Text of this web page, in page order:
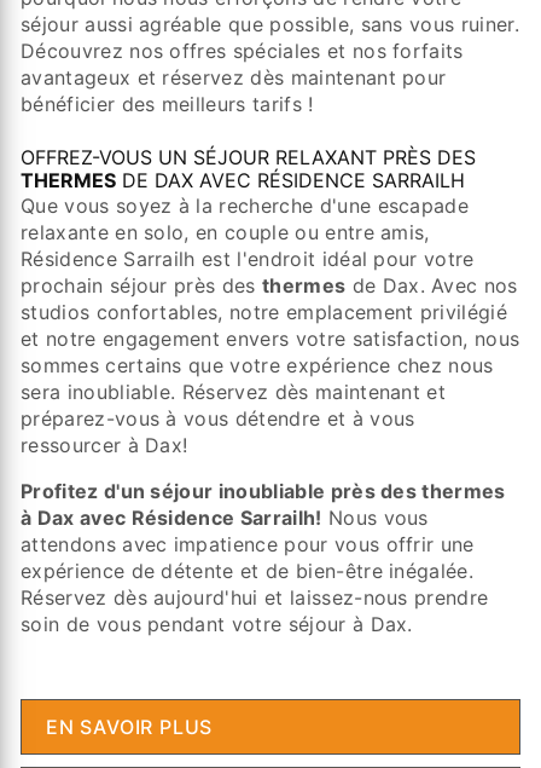
séjour aussi agréable que possible, sans vous ruiner.
Découvrez nos offres spéciales et nos forfaits
avantageux et réservez dès maintenant pour
bénéficier des meilleurs tarifs !
OFFREZ-VOUS UN SÉJOUR RELAXANT PRÈS DES
THERMES DE DAX AVEC RÉSIDENCE SARRAILH
Que vous soyez à la recherche d'une escapade
relaxante en solo, en couple ou entre amis,
Résidence Sarrailh est l'endroit idéal pour votre
prochain séjour près desthermes de Dax. Avec nos
studios confortables, notre emplacement privilégié
et notre engagement envers votre satisfaction, nous
sommes certains que votre expérience chez nous
sera inoubliable. Réservez dès maintenant et
préparez-vous à vous détendre et à vous
ressourcer à Dax!
Profitez d'un séjour inoubliable près des thermes
à Dax avec Résidence Sarrailh! Nous vous
attendons avec impatience pour vous offrir une
expérience de détente et de bien-être inégalée.
Réservez dès aujourd'hui et laissez-nous prendre
soin de vous pendant votre séjour à Dax.
EN SAVOIR PLUS